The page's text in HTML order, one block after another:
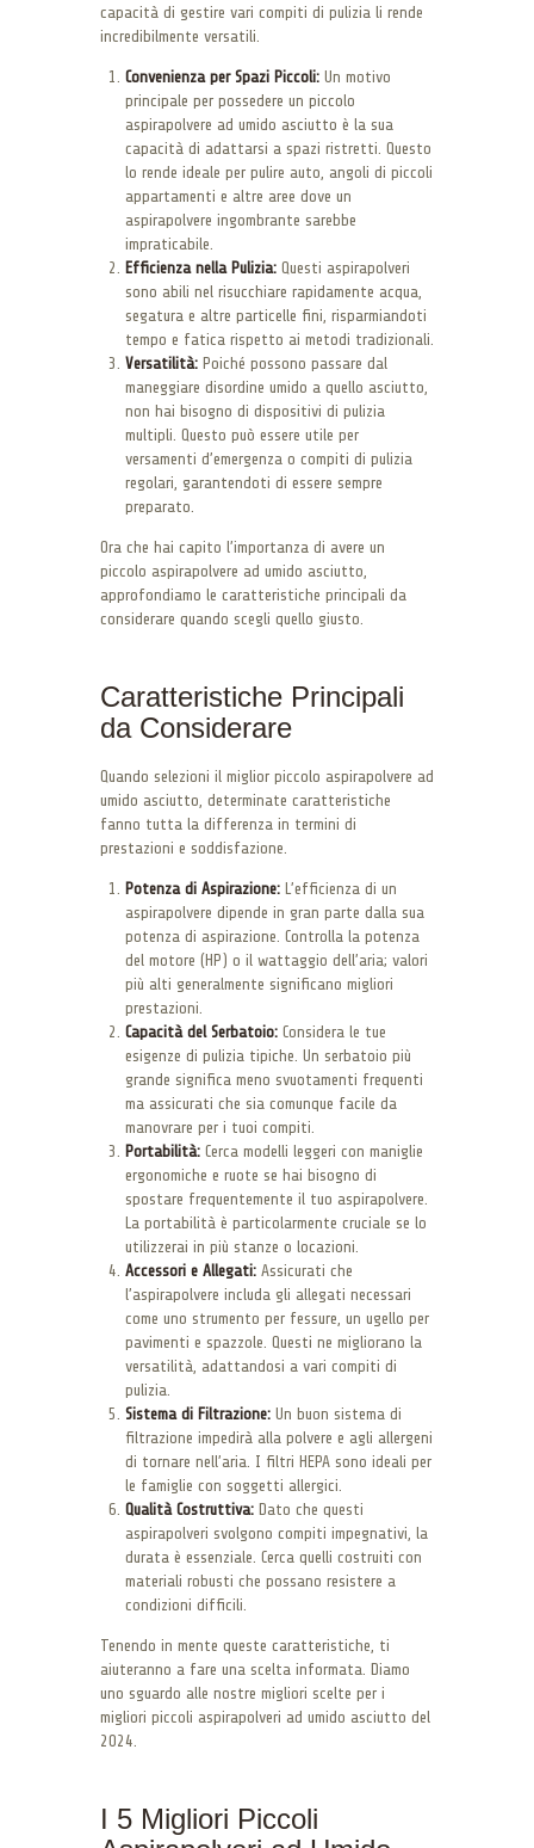
capacità di gestire vari compiti di pulizia li rende
incredibilmente versatili.
Convenienza per Spazi Piccoli: Un motivo
principale per possedere un piccolo
aspirapolvere ad umido asciutto è la sua
capacità di adattarsi a spazi ristretti. Questo
lo rende ideale per pulire auto, angoli di piccoli
appartamenti e altre aree dove un
aspirapolvere ingombrante sarebbe
impraticabile.
Efficienza nella Pulizia: Questi aspirapolveri
sono abili nel risucchiare rapidamente acqua,
segatura e altre particelle fini, risparmiandoti
tempo e fatica rispetto ai metodi tradizionali.
Versatilità: Poiché possono passare dal
maneggiare disordine umido a quello asciutto,
non hai bisogno di dispositivi di pulizia
multipli. Questo può essere utile per
versamenti d’emergenza o compiti di pulizia
regolari, garantendoti di essere sempre
preparato.
Ora che hai capito l’importanza di avere un
piccolo aspirapolvere ad umido asciutto,
approfondiamo le caratteristiche principali da
considerare quando scegli quello giusto.
Caratteristiche Principali
da Considerare
Quando selezioni il miglior piccolo aspirapolvere ad
umido asciutto, determinate caratteristiche
fanno tutta la differenza in termini di
prestazioni e soddisfazione.
Potenza di Aspirazione: L’efficienza di un
aspirapolvere dipende in gran parte dalla sua
potenza di aspirazione. Controlla la potenza
del motore (HP) o il wattaggio dell’aria; valori
più alti generalmente significano migliori
prestazioni.
Capacità del Serbatoio: Considera le tue
esigenze di pulizia tipiche. Un serbatoio più
grande significa meno svuotamenti frequenti
ma assicurati che sia comunque facile da
manovrare per i tuoi compiti.
Portabilità: Cerca modelli leggeri con maniglie
ergonomiche e ruote se hai bisogno di
spostare frequentemente il tuo aspirapolvere.
La portabilità è particolarmente cruciale se lo
utilizzerai in più stanze o locazioni.
Accessori e Allegati: Assicurati che
l’aspirapolvere includa gli allegati necessari
come uno strumento per fessure, un ugello per
pavimenti e spazzole. Questi ne migliorano la
versatilità, adattandosi a vari compiti di
pulizia.
Sistema di Filtrazione: Un buon sistema di
filtrazione impedirà alla polvere e agli allergeni
di tornare nell’aria. I filtri HEPA sono ideali per
le famiglie con soggetti allergici.
Qualità Costruttiva: Dato che questi
aspirapolveri svolgono compiti impegnativi, la
durata è essenziale. Cerca quelli costruiti con
materiali robusti che possano resistere a
condizioni difficili.
Tenendo in mente queste caratteristiche, ti
aiuteranno a fare una scelta informata. Diamo
uno sguardo alle nostre migliori scelte per i
migliori piccoli aspirapolveri ad umido asciutto del
2024.
I 5 Migliori Piccoli